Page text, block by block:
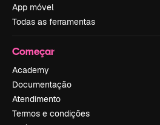
App móvel
Todas as ferramentas
Começar
Academy
Documentação
Atendimento
Termos e condições